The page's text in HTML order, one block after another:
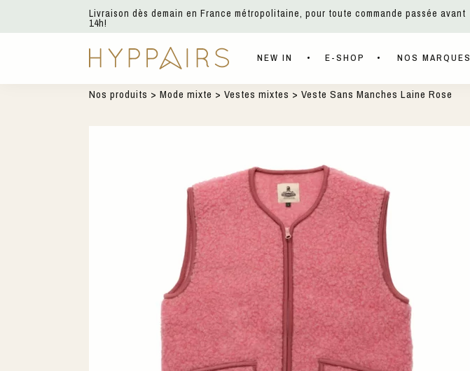
Livraison dès demain en France métropolitaine, pour toute commande passée avant
14h!
NEW IN E-SHOP NOS MARQUES
Nos produits > Mode mixte > Vestes mixtes > Veste Sans Manches Laine Rose